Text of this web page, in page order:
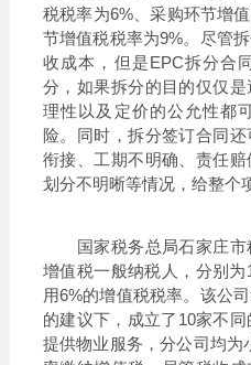
税税率为6%、采购环节增
节增值税税率为9%。尽管
收成本，但是EPC拆分合
分，如果拆分的目的仅仅
理性以及定价的公允性都
险。同时，拆分签订合同
衔接、工期不明确、责任
划分不明晰等情况，给整个
国家税务总局石家庄市
增值税一般纳税人，分别
用6%的增值税税率。该公
的建议下，成立了10家不
提供物业服务，分公司均为